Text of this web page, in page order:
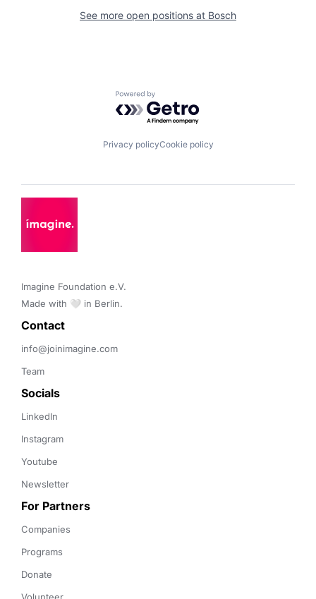
See more open positions at Bosch
Powered by Getro.com
Privacy policyCookie policy
Imagine Foundation e.V.
Made with 🤍 in Berlin.
Contact
info@joinimagine.com
Team
Socials
LinkedIn
Instagram
Youtube
Newsletter
For Partners
Companies
Programs
Donate